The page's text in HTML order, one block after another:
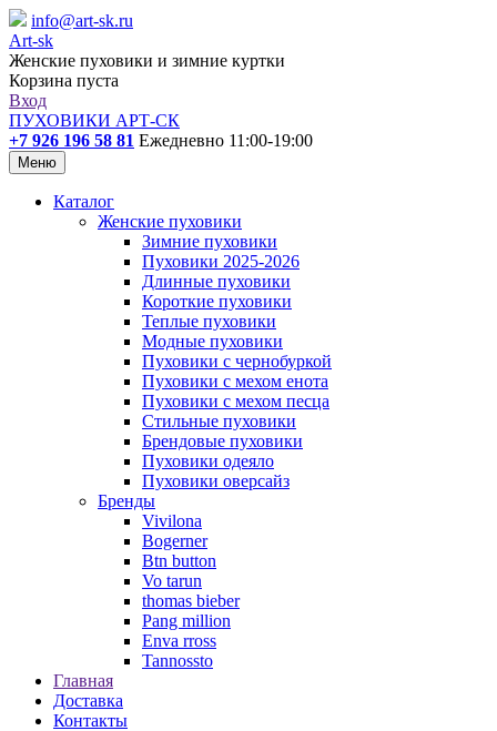
info@art-sk.ru
Art-sk
Женские пуховики и зимние куртки
Корзина пуста
Вход
ПУХОВИКИ АРТ-СК
+7 926 196 58 81 Ежедневно 11:00-19:00
Меню
Каталог
Женские пуховики
Зимние пуховики
Пуховики 2025-2026
Длинные пуховики
Короткие пуховики
Теплые пуховики
Модные пуховики
Пуховики с чернобуркой
Пуховики с мехом енота
Пуховики с мехом песца
Стильные пуховики
Брендовые пуховики
Пуховики одеяло
Пуховики оверсайз
Бренды
Vivilona
Bogerner
Btn button
Vo tarun
thomas bieber
Pang million
Enva rross
Tannossto
Главная
Доставка
Контакты